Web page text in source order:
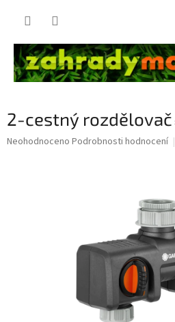
2-cestný rozdělovač
Průměrné
Neohodnoceno Podrobnosti hodnocení